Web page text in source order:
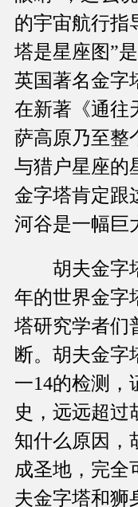
的宇宙航行指
塔是星座图”
英国著名金字
在新著《通往
萨高原乃至整
与猎户星座的
金字塔肯定跟
河谷是一幅巨
胡夫金字塔
年的世界金字
塔研究学者们
断。胡夫金字
一14的检测，
史，远远超过
知什么原因，
成圣地，完全
夫金字塔和狮